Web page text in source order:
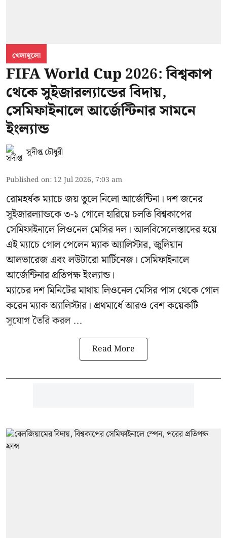
খেলাধুলো
FIFA World Cup 2026: বিশ্বকাপ
থেকে সুইজারল্যান্ডের বিদায়,
সেমিফাইনালে আর্জেন্টিনার সামনে
ইংল্যান্ড
সুদীপ্ত চৌধুরী
Published on: 12 Jul 2026, 7:03 am
রোমহর্ষক ম্যাচে জয় তুলে নিলো আর্জেন্টিনা। দশ জনের
সুইজারল্যান্ডকে ৩-১ গোলে হারিয়ে চলতি বিশ্বকাপের
সেমিফাইনালে লিওনেল মেসির দল। আলবিসেলেস্তাদের হয়ে
এই ম্যাচে গোল পেলেন ম্যাক অ্যালিস্টার, জুলিয়ান
আলভারেজ এবং লউটারো মার্টিনেজ। সেমিফাইনালে
আর্জেন্টিনার প্রতিপক্ষ ইংল্যান্ড।
ম্যাচের দশ মিনিটের মাথায় লিওনেল মেসির পাস থেকে গোল
করেন ম্যাক অ্যালিস্টার। প্রথমার্ধে আরও বেশ কয়েকটি
সুযোগ তৈরি করল ...
Read More